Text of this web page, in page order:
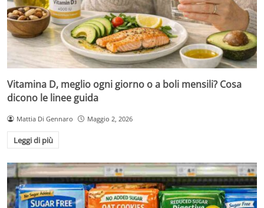
Vitamina D, meglio ogni giorno o a boli mensili? Cosa
dicono le linee guida
Mattia Di Gennaro Maggio 2, 2026
Leggi di più